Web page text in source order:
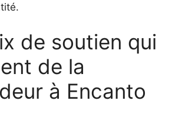
de soutien qui
de la
à Encanto